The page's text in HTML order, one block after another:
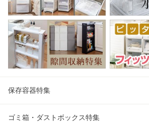
保存容器特集
ゴミ箱・ダストボックス特集